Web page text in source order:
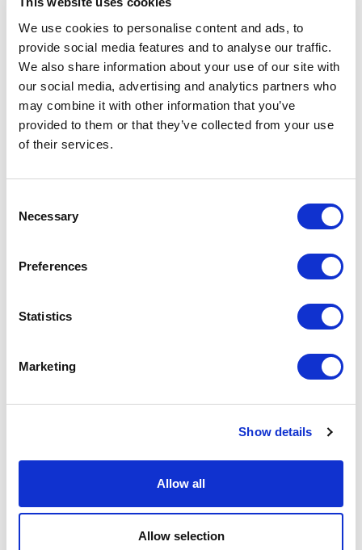
We use cookies to personalise content and ads, to
provide social media features and to analyse our traffic.
We also share information about your use of our site with
our social media, advertising and analytics partners who
may combine it with other information that you’ve
provided to them or that they’ve collected from your use
of their services.
Selection
Necessary
Preferences
Statistics
Marketing
Show details
Allow all
Allow selection
прелоадера, додавати свій логотип і в окремих
випадках — змінювати url сторінки оплати. Це
підвищує довіру покупців до сайту та знижує
ризик покинутих кошиків на момент оплати.
Вартість інтеграції платіжної
системи
Підприємець починає платити сервісу, вже коли
починає заробляти з його допомогою. Платіжний